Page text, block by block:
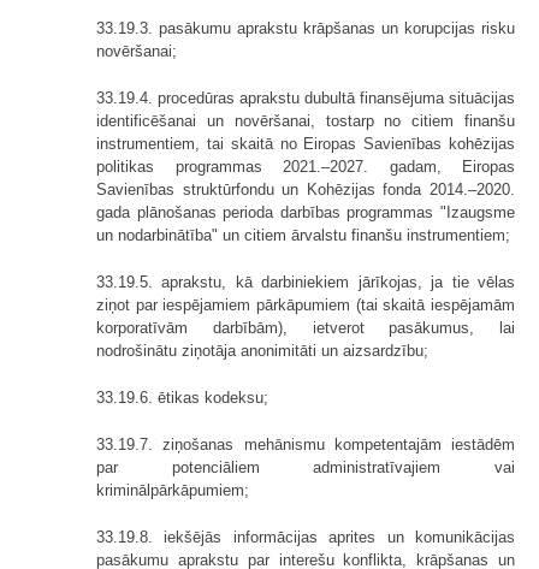
33.19.3. pasākumu aprakstu krāpšanas un korupcijas risku
novēršanai;
33.19.4. procedūras aprakstu dubultā finansējuma situācijas
identificēšanai un novēršanai, tostarp no citiem finanšu
instrumentiem, tai skaitā no Eiropas Savienības kohēzijas
politikas programmas 2021.–2027. gadam, Eiropas
Savienības struktūrfondu un Kohēzijas fonda 2014.–2020.
gada plānošanas perioda darbības programmas "Izaugsme
un nodarbinātība" un citiem ārvalstu finanšu instrumentiem;
33.19.5. aprakstu, kā darbiniekiem jārīkojas, ja tie vēlas
ziņot par iespējamiem pārkāpumiem (tai skaitā iespējamām
korporatīvām darbībām), ietverot pasākumus, lai
nodrošinātu ziņotāja anonimitāti un aizsardzību;
33.19.6. ētikas kodeksu;
33.19.7. ziņošanas mehānismu kompetentajām iestādēm
par potenciāliem administratīvajiem vai
kriminālpārkāpumiem;
33.19.8. iekšējās informācijas aprites un komunikācijas
pasākumu aprakstu par interešu konflikta, krāpšanas un